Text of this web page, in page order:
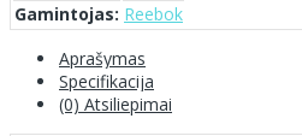
Gamintojas: Reebok
Aprašymas
Specifikacija
(0) Atsiliepimai